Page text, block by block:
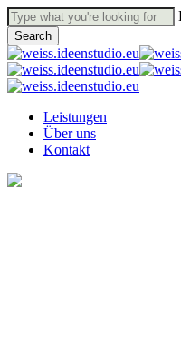
Skip
to
main
content
Search
Close
Search
Menu
Leistungen
Über uns
Kontakt